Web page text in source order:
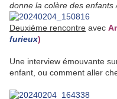
donne la colère des enfants
Deuxième rencontre avec
furieux)
Une interview émouvante
enfant, ou comment aller